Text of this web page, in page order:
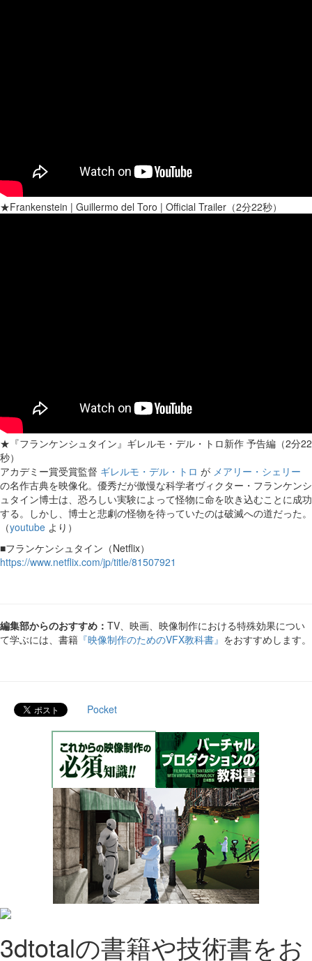
★Frankenstein | Guillermo del Toro | Official Trailer（2分22秒）
★『フランケンシュタイン』ギレルモ・デル・トロ新作 予告編（2分22
秒）
アカデミー賞受賞監督 ギレルモ・デル・トロ が メアリー・シェリー
の名作古典を映像化。優秀だが傲慢な科学者ヴィクター・フランケンシ
ュタイン博士は、恐ろしい実験によって怪物に命を吹き込むことに成功
する。しかし、博士と悲劇の怪物を待っていたのは破滅への道だった。
（youtube より）
■フランケンシュタイン（Netflix）
https://www.netflix.com/jp/title/81507921
編集部からのおすすめ： TV、映画、映像制作における特殊効果につい
て学ぶには、書籍 『映像制作のためのVFX教科書』 をおすすめします。
Pocket
3dtotalの書籍や技術書をお